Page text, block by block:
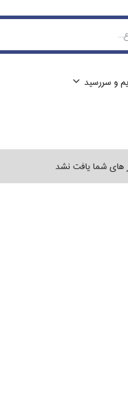
و سررسيد
های شما یافت نشد